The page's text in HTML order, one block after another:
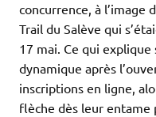
concurrence, à l’image
Trail du Salève qui
17 mai. Ce qui explique
dynamique après
inscriptions en ligne,
flèche dès leur